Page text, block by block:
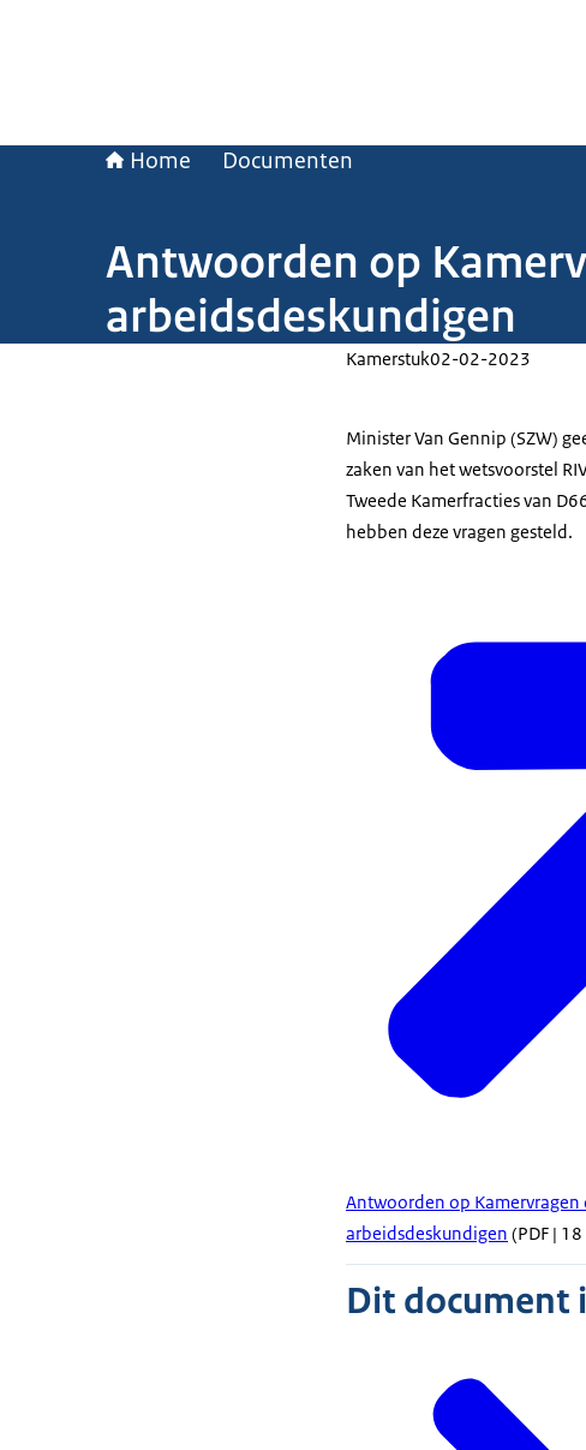
Home Documenten
Antwoorden op
arbeidsdeskundigen
Kamerstuk02-02-2023
Minister Van Gennip (SZW)
zaken van het wetsvoorstel
Tweede Kamerfracties van
hebben deze vragen gesteld.
Antwoorden op Kamervragen
arbeidsdeskundigen (PDF |
Dit document